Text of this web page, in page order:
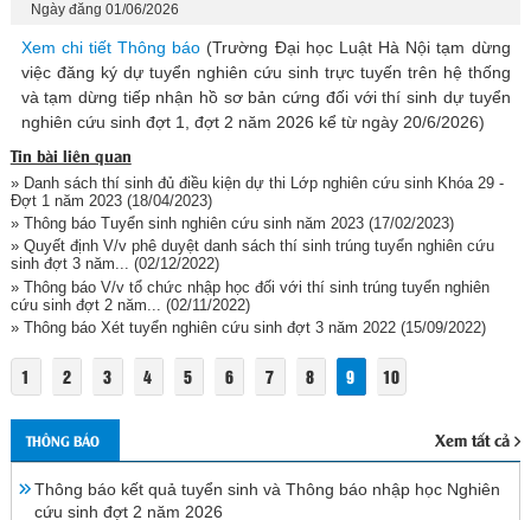
Ngày đăng 01/06/2026
Xem chi tiết Thông báo (Trường Đại học Luật Hà Nội tạm dừng
việc đăng ký dự tuyển nghiên cứu sinh trực tuyến trên hệ thống
và tạm dừng tiếp nhận hồ sơ bản cứng đối với thí sinh dự tuyển
nghiên cứu sinh đợt 1, đợt 2 năm 2026 kể từ ngày 20/6/2026)
Tin bài liên quan
» Danh sách thí sinh đủ điều kiện dự thi Lớp nghiên cứu sinh Khóa 29 -
Đợt 1 năm 2023(18/04/2023)
» Thông báo Tuyển sinh nghiên cứu sinh năm 2023(17/02/2023)
» Quyết định V/v phê duyệt danh sách thí sinh trúng tuyển nghiên cứu
sinh đợt 3 năm... (02/12/2022)
» Thông báo V/v tổ chức nhập học đối với thí sinh trúng tuyển nghiên
cứu sinh đợt 2 năm...
(02/11/2022)
» Thông báo Xét tuyển nghiên cứu sinh đợt 3 năm 2022(15/09/2022)
1 2 3 4 5 6 7 8 9 10
THÔNG BÁO Xem tất cả
Thông báo kết quả tuyển sinh và Thông báo nhập học Nghiên
cứu sinh đợt 2 năm 2026